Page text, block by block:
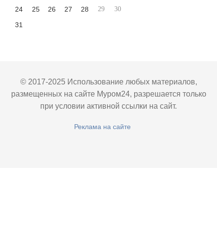
24 25 26 27 28 29 30
31
© 2017-2025 Использование любых материалов,
размещенных на сайте Муром24, разрешается только
при условии активной ссылки на сайт.
Реклама на сайте